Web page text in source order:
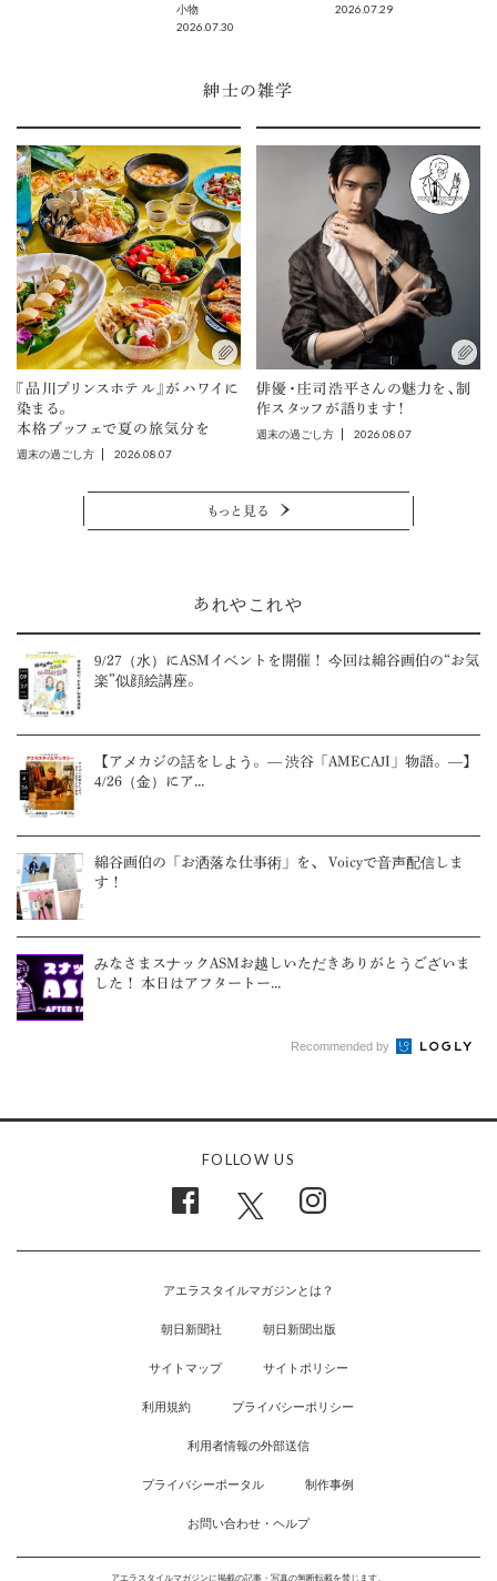
小物
2026.07.30
2026.07.29
紳士の雑学
『品川プリンスホテル』がハワイに
染まる。
本格ブッフェで夏の旅気分を
週末の過ごし方 2026.08.07
俳優・庄司浩平さんの魅力を、制
作スタッフが語ります！
週末の過ごし方 2026.08.07
もっと見る
あれやこれや
9/27（水）にASMイベントを開催！ 今回は綿谷画伯の“お気
楽”似顔絵講座。
【アメカジの話をしよう。― 渋谷「AMECAJI」物語。―】
4/26（金）にア...
綿谷画伯の「お洒落な仕事術」を、 Voicyで音声配信しま
す！
みなさまスナックASMお越しいただきありがとうございま
した！ 本日はアフタートー...
Recommended by
FOLLOW US
アエラスタイルマガジンとは？
朝日新聞社 朝日新聞出版
サイトマップ サイトポリシー
利用規約 プライバシーポリシー
利用者情報の外部送信
プライバシーポータル 制作事例
お問い合わせ・ヘルプ
アエラスタイルマガジンに掲載の記事・写真の無断転載を禁じます。